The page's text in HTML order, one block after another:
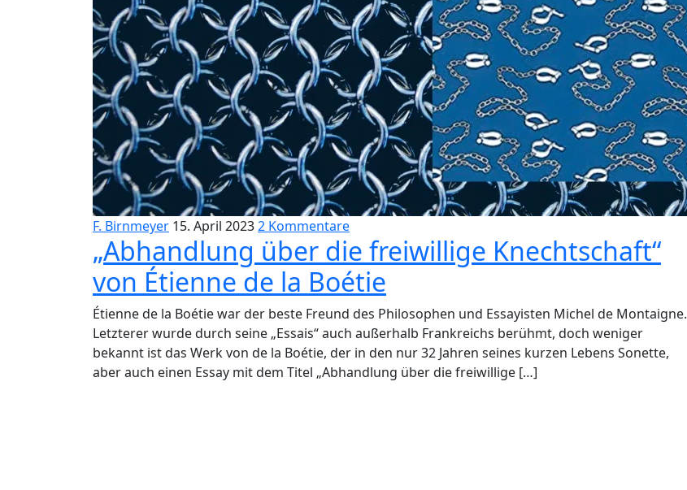
F. Birnmeyer 15. April 20232 Kommentare
„Abhandlung über die freiwillige Knechtschaft“
von Étienne de la Boétie
Étienne de la Boétie war der beste Freund des Philosophen und Essayisten Michel de Montaigne.
Letzterer wurde durch seine „Essais“ auch außerhalb Frankreichs berühmt, doch weniger
bekannt ist das Werk von de la Boétie, der in den nur 32 Jahren seines kurzen Lebens Sonette,
aber auch einen Essay mit dem Titel „Abhandlung über die freiwillige […]